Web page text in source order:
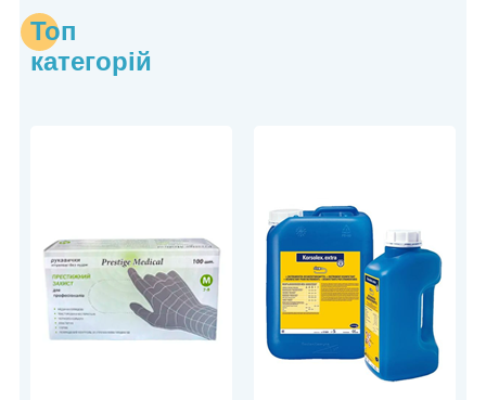
Топ
категорій